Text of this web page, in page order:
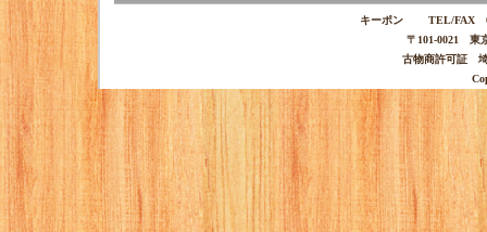
キーポン TEL/FAX
〒101-0021 東
古物商許可証